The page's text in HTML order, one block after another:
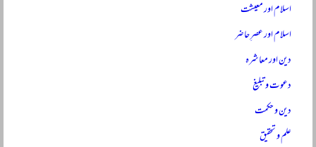
اسلام اور معیشت
اسلام اور عصرِ حاضر
دین اور معاشرہ
دعوت و تبلیغ
دین و حکمت
علم و تحقیق